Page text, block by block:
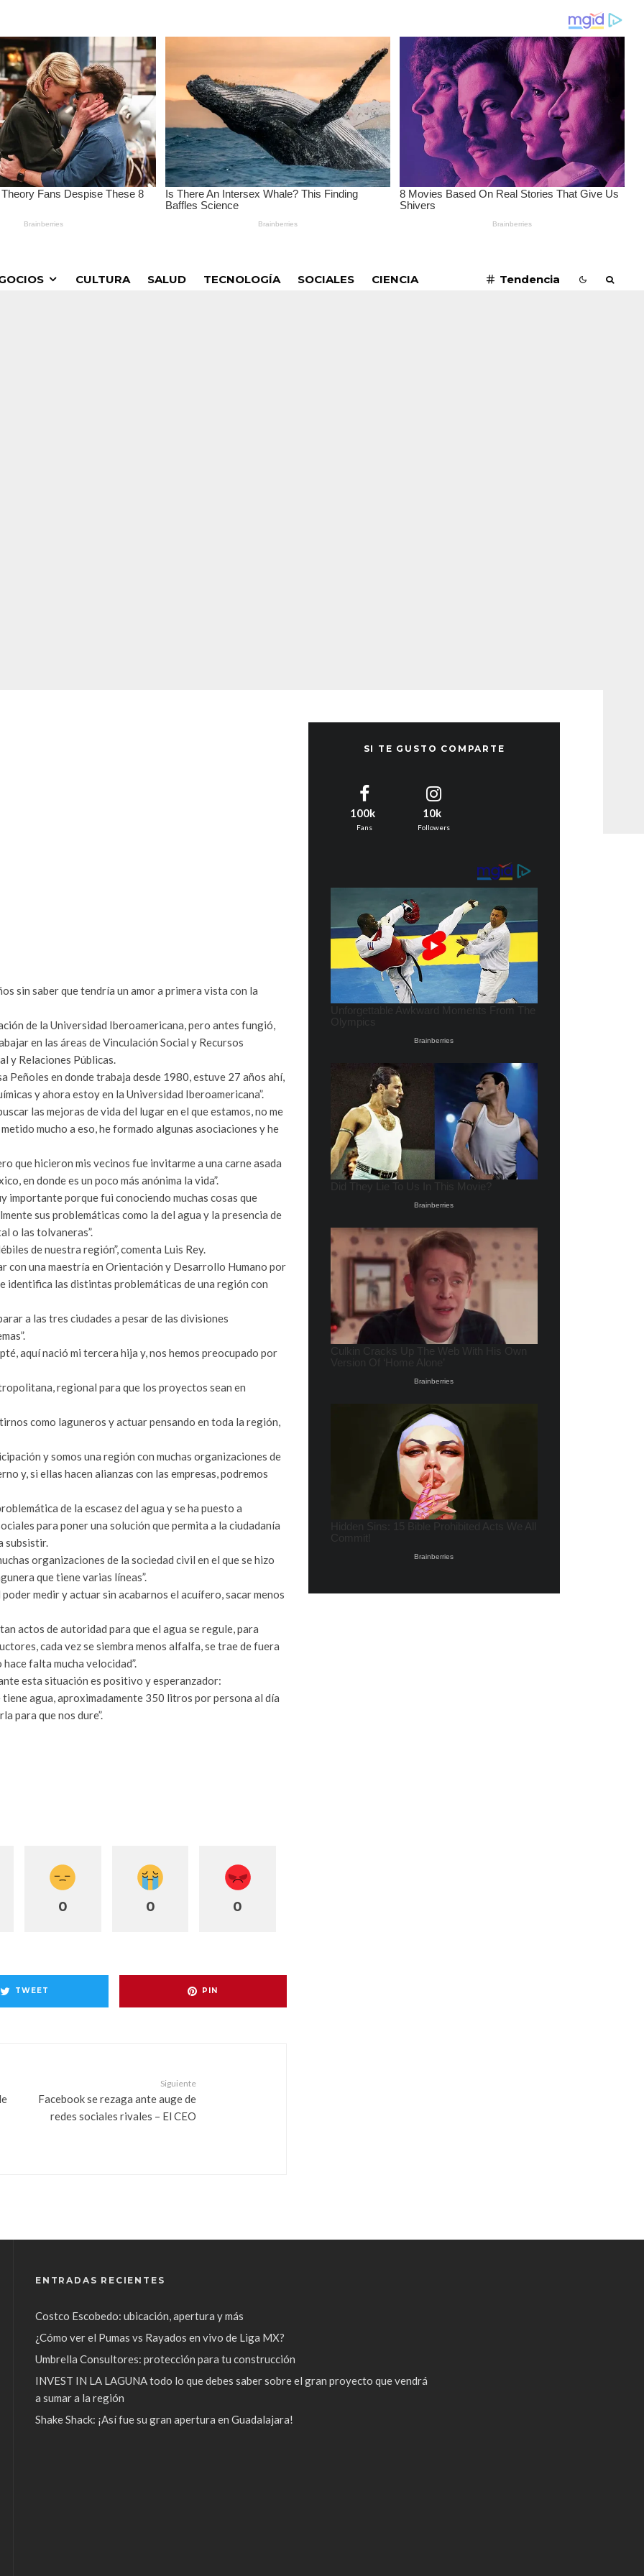
CULTURA SALUD TECNOLOGÍA SOCIALES CIENCIA Tendencia
sin saber que tendría un amor a primera vista con la
de la Universidad Iberoamericana, pero antes fungió,
en las áreas de Vinculación Social y Recursos
y Relaciones Públicas.
Peñoles en donde trabaja desde 1980, estuve 27 años ahí,
y ahora estoy en la Universidad Iberoamericana”.
las mejoras de vida del lugar en el que estamos, no me
mucho a eso, he formado algunas asociaciones y he
que hicieron mis vecinos fue invitarme a una carne asada
en donde es un poco más anónima la vida”.
importante porque fui conociendo muchas cosas que
sus problemáticas como la del agua y la presencia de
o las tolvaneras”.
de nuestra región”, comenta Luis Rey.
con una maestría en Orientación y Desarrollo Humano por
identifica las distintas problemáticas de una región con
a las tres ciudades a pesar de las divisiones
aquí nació mi tercera hija y, nos hemos preocupado por
regional para que los proyectos sean en
como laguneros y actuar pensando en toda la región,
y somos una región con muchas organizaciones de
y, si ellas hacen alianzas con las empresas, podremos
de la escasez del agua y se ha puesto a
para poner una solución que permita a la ciudadanía
subsistir.
organizaciones de la sociedad civil en el que se hizo
que tiene varias líneas”.
medir y actuar sin acabarnos el acuífero, sacar menos
actos de autoridad para que el agua se regule, para
cada vez se siembra menos alfalfa, se trae de fuera
falta mucha velocidad”.
esta situación es positivo y esperanzador:
tiene agua, aproximadamente 350 litros por persona al día
para que nos dure”.
0 0 0
TWEET PIN
Siguiente
Facebook se rezaga ante auge de
redes sociales rivales – El CEO
SI TE GUSTO COMPARTE
100k
Fans
10k
Followers
ENTRADAS RECIENTES
Costco Escobedo: ubicación, apertura y más
¿Cómo ver el Pumas vs Rayados en vivo de Liga MX?
Umbrella Consultores: protección para tu construcción
INVEST IN LA LAGUNA todo lo que debes saber sobre el gran proyecto que vendrá
a sumar a la región
Shake Shack: ¡Así fue su gran apertura en Guadalajara!